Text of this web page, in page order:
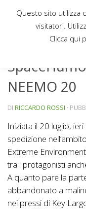
Sotto il contenuto
NEEMO 20
DI RICCARDO ROSSI ·
Iniziata il 20 luglio,
spedizione
Extreme
tra i protagonisti
A quanto pare la
abbandonato a
nei pressi di Key
Questo sito utilizza
visitatori.
Clicca qui